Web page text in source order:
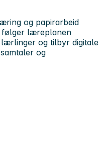
og papirarbeid
læreplanen
og tilbyr digitale
og